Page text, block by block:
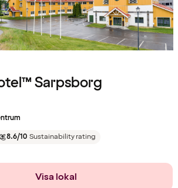
Sarpsborg
8.6/10 Sustainability rating
Visa lokal